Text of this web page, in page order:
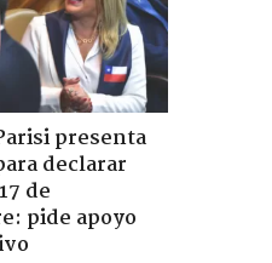
presenta
declarar
de
pide apoyo